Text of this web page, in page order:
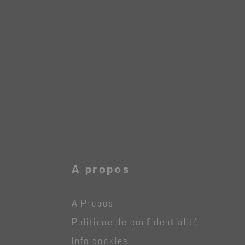
A propos
A Propos
Politique de confidentialité
Info cookies